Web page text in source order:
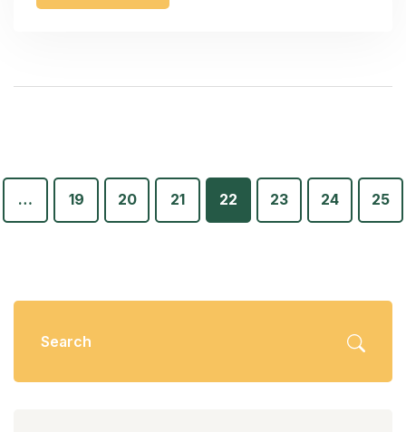
… 19 20 21 22 23 24 25